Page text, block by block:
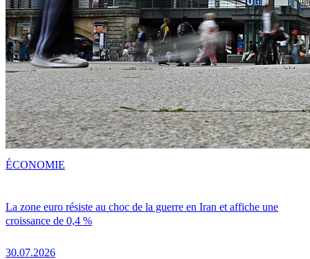
La zone euro résiste au choc de la guerre en Iran et affiche une
croissance de 0,4 %
30.07.2026
ÉCONOMIE